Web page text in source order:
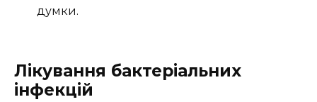
думки.
Лікування бактеріальних
інфекцій